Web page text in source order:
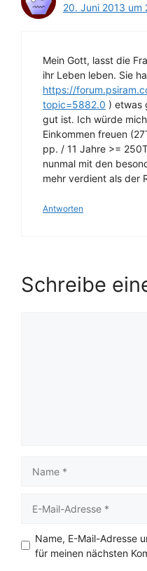
20. Juni 2013 um
Mein Gott, lasst die
ihr Leben leben. Sie
https://
topic=5882.0 ) etwas
gut ist. Ich würde
Einkommen freuen
pp. / 11 Jahre >=
nunmal mit den
mehr verdient als der
Antworten
Schreibe
Mail-
Name, E-Mail-Adresse
für meinen nächsten